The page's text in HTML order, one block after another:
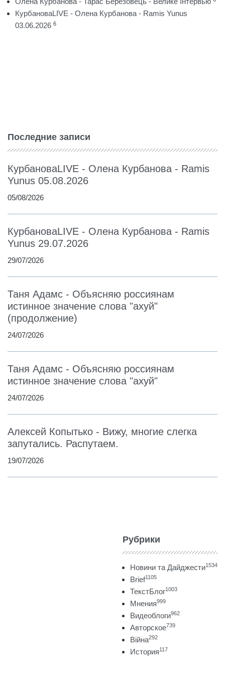
КурбановаLIVE - Олена Курбанова - Ramis Yunus
03.06.2026 6
Последние записи
КурбановаLIVE - Олена Курбанова - Ramis
Yunus 05.08.2026
05/08/2026
КурбановаLIVE - Олена Курбанова - Ramis
Yunus 29.07.2026
29/07/2026
Таня Адамс - Объясняю россиянам
истинное значение слова "ахуй"
(продолжение)
24/07/2026
Таня Адамс - Объясняю россиянам
истинное значение слова "ахуй"
24/07/2026
Алексей Копытько - Вижу, многие слегка
запутались. Распутаем.
19/07/2026
Рубрики
Новини та Дайджести1534
Brief1105
ТекстБлог1003
Мнения999
Видеоблоги962
Авторское739
Війна292
История117